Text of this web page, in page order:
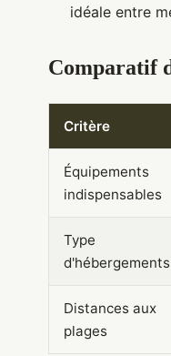
idéale entre
Comparatif
Critère
Équipements
indispensables
Type
d'hébergements
Distances aux
plages